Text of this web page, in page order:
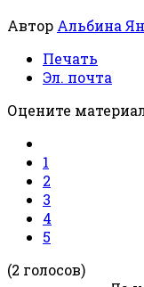
Автор Альбина
Печать
Эл. почта
Оцените
1
2
3
4
5
(2 голосов)